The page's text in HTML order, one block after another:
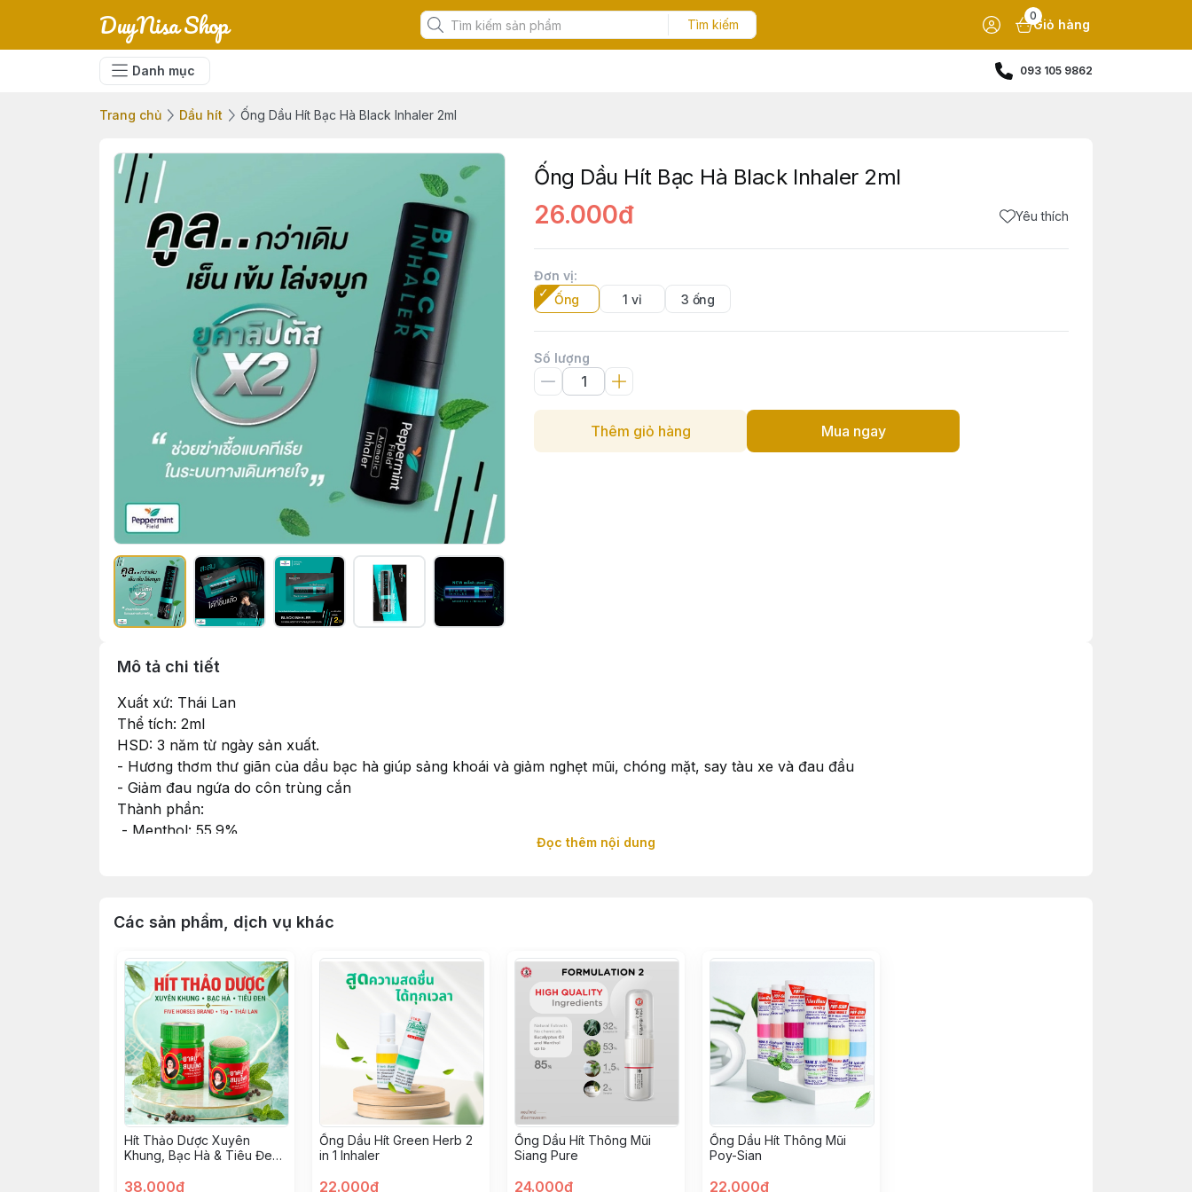
DuyNisa Shop Tìm kiếm
0
Giỏ hàng
Danh mục 093 105 9862
Trang chủ Dầu hít Ống Dầu Hít Bạc Hà Black Inhaler 2ml
Ống Dầu Hít Bạc Hà Black Inhaler 2ml
26.000đ Yêu thích
Đơn vị:
Ống
1 vỉ 3 ống
Số lượng
Thêm giỏ hàng Mua ngay
Mô tả chi tiết
Xuất xứ: Thái Lan
Thể tích: 2ml
HSD: 3 năm từ ngày sản xuất.
- Hương thơm thư giãn của dầu bạc hà giúp sảng khoái và giảm nghẹt mũi, chóng mặt, say tàu xe và đau đầu
- Giảm đau ngứa do côn trùng cắn
Thành phần:
- Menthol: 55.9%
- Tinh dầu khuynh diệp: 6.2%
Bảo quản:
- Đóng chặt nắp, tránh ánh nắng trực tiếp, bảo quản dưới 30°C.
Lưu ý:
- Chỉ sử dụng ngoài da, tránh tiếp xúc với mắt của bạn, để xa tầm tay trẻ em.
Đọc thêm nội dung
Các sản phẩm, dịch vụ khác
Hít Thảo Dược Xuyên
Khung, Bạc Hà & Tiêu Đen
38.000đ
Ống Dầu Hít Green Herb 2
in 1 Inhaler
22.000đ
Ống Dầu Hít Thông Mũi
Siang Pure
24.000đ
Ống Dầu Hít Thông Mũi
Poy-Sian
22.000đ